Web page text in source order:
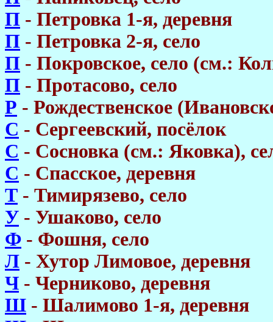
П - Петровка 1-я, деревня
П - Петровка 2-я, село
П - Покровское, село (см.:
П - Протасово, село
Р - Рождественское
С - Сергеевский, посёлок
С - Сосновка (см.: Яковка),
С - Спасское, деревня
Т - Тимирязево, село
У - Ушаково, село
Ф - Фошня, село
Л - Хутор Лимовое, деревня
Ч - Черниково, деревня
Ш - Шалимово 1-я, деревня